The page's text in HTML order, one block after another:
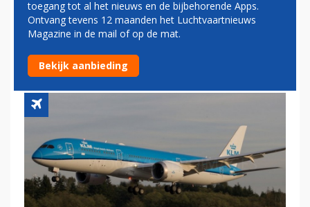
KLM: IN WINTERSEIZOEN 3
PROCENT GROEI OP VERRE
ROUTES
toegang tot al het nieuws en de bijbehorende Apps.
Ontvang tevens 12 maanden het Luchtvaartnieuws
Magazine in de mail of op de mat.
Bekijk aanbieding